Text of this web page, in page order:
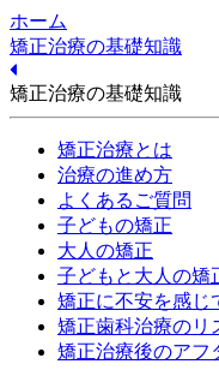
ホーム
矯正治療の基礎知識
矯正治療の基礎知識
矯正治療とは
治療の進め方
よくあるご質問
子どもの矯正
大人の矯正
子どもと大人の矯
矯正に不安を感じ
矯正歯科治療のリ
矯正治療後のアフ